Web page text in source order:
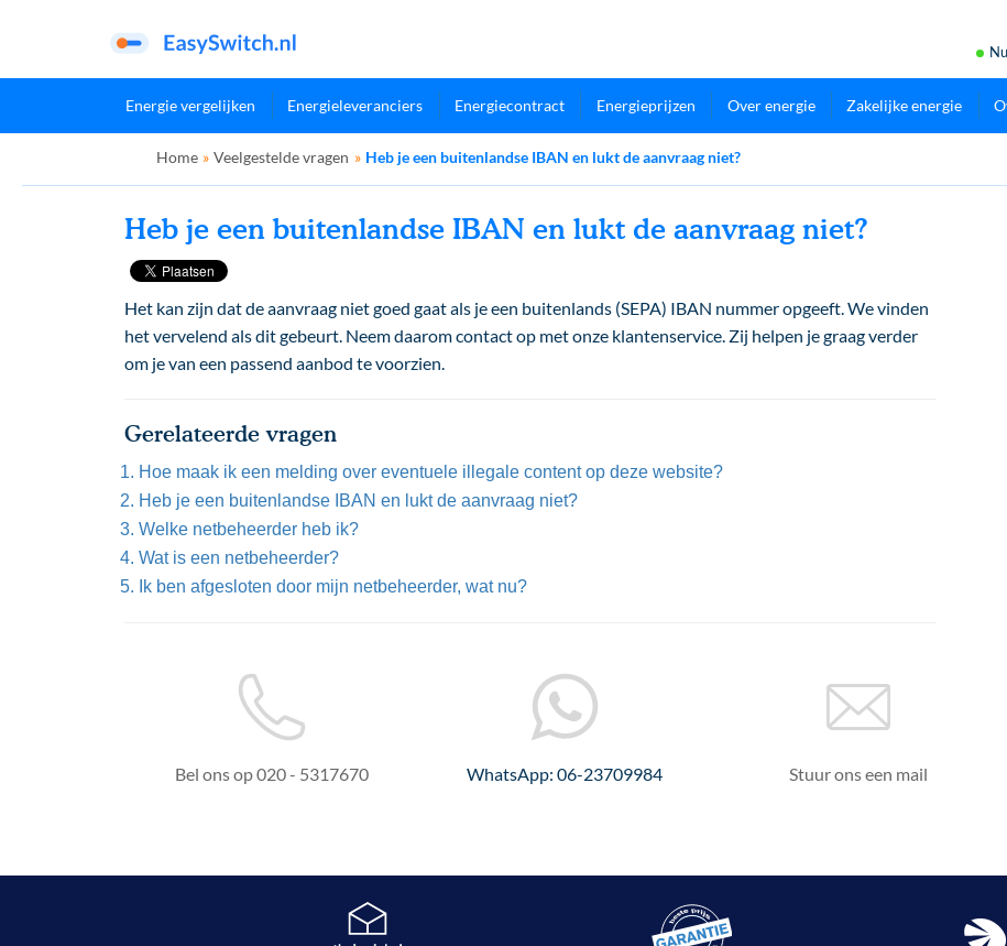
Energie vergelijken Energieleveranciers Energiecontract Energieprijzen Over energie Zakelijke energie
Home » Veelgestelde vragen » Heb je een buitenlandse IBAN en lukt de aanvraag niet?
Heb je een buitenlandse IBAN en lukt de aanvraag niet?
Het kan zijn dat de aanvraag niet goed gaat als je een buitenlands (SEPA) IBAN nummer opgeeft. We vinden
het vervelend als dit gebeurt. Neem daarom contact op met onze klantenservice. Zij helpen je graag verder
om je van een passend aanbod te voorzien.
Gerelateerde vragen
Hoe maak ik een melding over eventuele illegale content op deze website?
Heb je een buitenlandse IBAN en lukt de aanvraag niet?
Welke netbeheerder heb ik?
Wat is een netbeheerder?
Ik ben afgesloten door mijn netbeheerder, wat nu?
Bel ons op 020 - 5317670 WhatsApp: 06-23709984 Stuur ons een mail